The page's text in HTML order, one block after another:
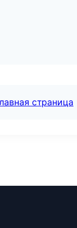
страница